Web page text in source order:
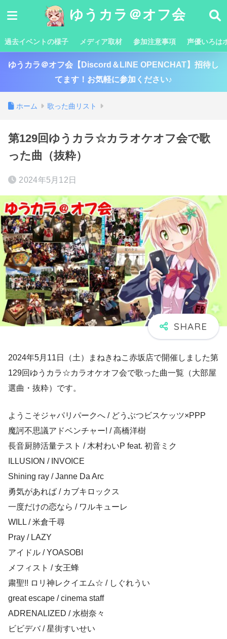
ゆうカラ＠オフ会
過去イベントの様子 メディア取材 参加注意事項 声優いろは
ゆうカラ＠オフ会【Discord＆LINE OPENCHAT】招待し
てます！お気軽に参加ください♪
ホーム 歌った曲リスト
第129回ゆうカラ☆カラオケオフ会で歌
った曲（抜粋）
2024年5月12日
2024年5月11日（土）まねきねこ赤坂店で開催しました第
129回ゆうカラ☆カラオケオフ会で歌った曲一覧（大部屋
選曲・抜粋）です。
ようこそジャパリパークへ / どうぶつビスケッツ×PPP
魔訶不思議アドベンチャー! / 高橋洋樹
長音厨肺活量テスト / 木村わいP feat. 初音ミク
ILLUSION / INVOICE
Shining ray / Janne Da Arc
勇気があれば / カブキロックス
一度だけの恋なら / ワルキューレ
WILL / 米倉千尋
Pray / LAZY
アイドル / YOASOBI
メフィスト / 女王蜂
粛聖!! ロリ神レクイエム☆ / しぐれうい
great escape / cinema staff
ADRENALIZED / 水樹奈々
ビビデバ / 星街すいせい